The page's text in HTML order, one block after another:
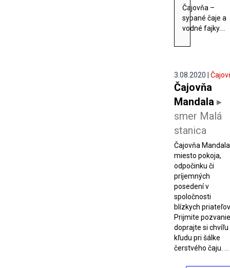
Čajovňa –
sypané čaje a
vodné fajky....
3.08.2020 |
Čajovňa
Mandala ▸
smer Malá
stanica
Čajovňa
miesto pokoja,
odpočinku či
príjemných
posedení v
spoločnosti
blízkych
Prijmite
doprajte si chvíľu
kľudu pri šálke
čerstvého čaju....